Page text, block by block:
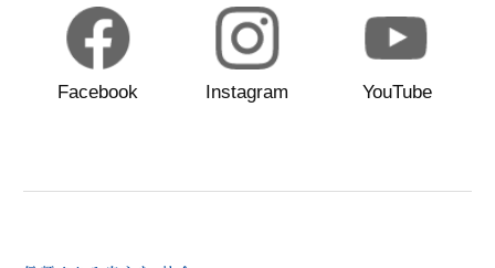
Facebook Instagram YouTube